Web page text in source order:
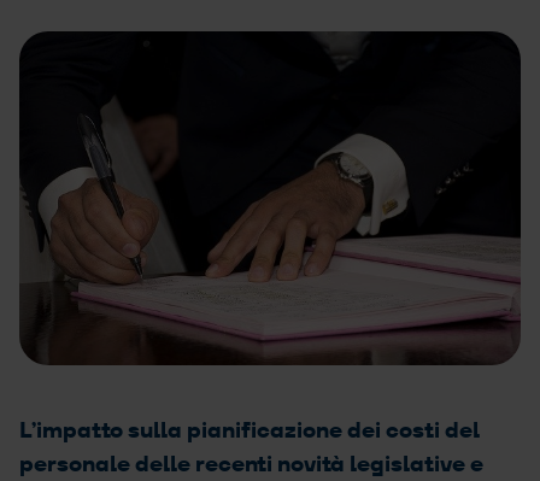
Blog
Contatti
Il tuo stipendio è giusto?
e
Leve
nel
2023
L’impatto sulla pianificazione dei costi del
personale delle recenti novità legislative e